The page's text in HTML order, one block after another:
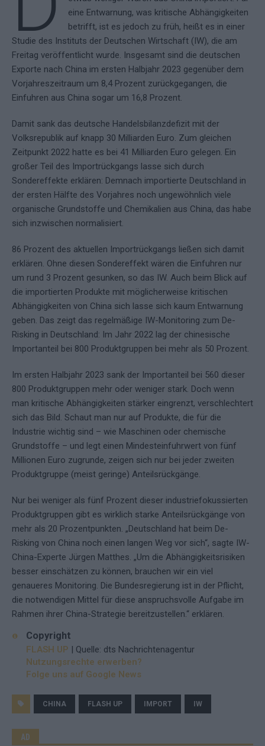
eine Entwarnung, was kritische Abhängigkeiten
betrifft, ist es jedoch zu früh, heißt es in einer
Studie des Instituts der Deutschen Wirtschaft (IW), die am
Freitag veröffentlicht wurde. Insgesamt sind die deutschen
Exporte nach China im ersten Halbjahr 2023 gegenüber dem
Vorjahreszeitraum um 8,4 Prozent zurückgegangen, die
Einfuhren aus China sogar um 16,8 Prozent.
Damit sank das deutsche Handelsbilanzdefizit mit der
Volksrepublik auf knapp 30 Milliarden Euro. Zum gleichen
Zeitpunkt 2022 hatte es bei 41 Milliarden Euro gelegen. Ein
großer Teil des Importrückgangs lasse sich durch
Sondereffekte erklären: Demnach importierte Deutschland in
der ersten Hälfte des Vorjahres noch ungewöhnlich viele
organische Grundstoffe und Chemikalien aus China, das habe
sich inzwischen normalisiert.
86 Prozent des aktuellen Importrückgangs ließen sich damit
erklären. Ohne diesen Sondereffekt wären die Einfuhren nur
um rund 3 Prozent gesunken, so das IW. Auch beim Blick auf
die importierten Produkte mit möglicherweise kritischen
Abhängigkeiten von China sich lasse sich kaum Entwarnung
geben. Das zeigt das regelmäßige IW-Monitoring zum De-
Risking in Deutschland: Im Jahr 2022 lag der chinesische
Importanteil bei 800 Produktgruppen bei mehr als 50 Prozent.
Im ersten Halbjahr 2023 sank der Importanteil bei 560 dieser
800 Produktgruppen mehr oder weniger stark. Doch wenn
man kritische Abhängigkeiten stärker eingrenzt, verschlechtert
sich das Bild. Schaut man nur auf Produkte, die für die
Industrie wichtig sind – wie Maschinen oder chemische
Grundstoffe – und legt einen Mindesteinfuhrwert von fünf
Millionen Euro zugrunde, zeigen sich nur bei jeder zweiten
Produktgruppe (meist geringe) Anteilsrückgänge.
Nur bei weniger als fünf Prozent dieser industriefokussierten
Produktgruppen gibt es wirklich starke Anteilsrückgänge von
mehr als 20 Prozentpunkten. „Deutschland hat beim De-
Risking von China noch einen langen Weg vor sich“, sagte IW-
China-Experte Jürgen Matthes. „Um die Abhängigkeitsrisiken
besser einschätzen zu können, brauchen wir ein viel
genaueres Monitoring. Die Bundesregierung ist in der Pflicht,
die notwendigen Mittel für diese anspruchsvolle Aufgabe im
Rahmen ihrer China-Strategie bereitzustellen.“ erklären.
Copyright
FLASH UP | Quelle: dts Nachrichtenagentur
Nutzungsrechte erwerben?
Folge uns auf Google News
CHINA FLASH UP IMPORT IW
AD